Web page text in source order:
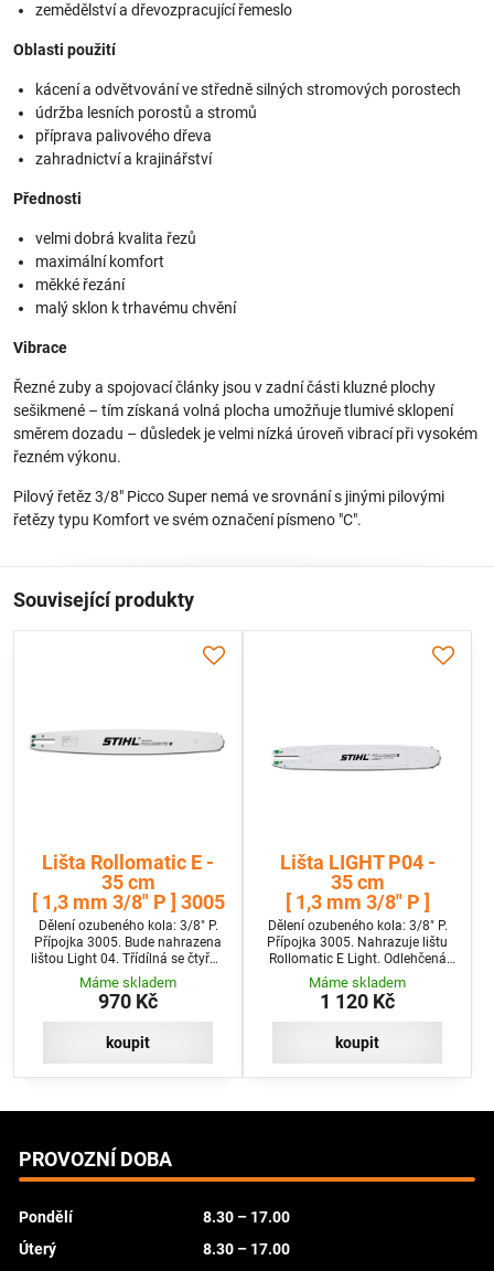
zemědělství a dřevozpracující řemeslo
Oblasti použití
kácení a odvětvování ve středně silných stromových porostech
údržba lesních porostů a stromů
příprava palivového dřeva
zahradnictví a krajinářství
Přednosti
velmi dobrá kvalita řezů
maximální komfort
měkké řezání
malý sklon k trhavému chvění
Vibrace
Řezné zuby a spojovací články jsou v zadní části kluzné plochy
sešikmené – tím získaná volná plocha umožňuje tlumivé sklopení
směrem dozadu – důsledek je velmi nízká úroveň vibrací při vysokém
řezném výkonu.
Pilový řetěz 3/8" Picco Super nemá ve srovnání s jinými pilovými
řetězy typu Komfort ve svém označení písmeno "C".
Související produkty
Lišta Rollomatic E -
35 cm
[ 1,3 mm 3/8" P ] 3005
Dělení ozubeného kola: 3/8" P.
Přípojka 3005. Bude nahrazena
lištou Light 04. Třídílná se čtyřmi
nýty na špičce.
Máme skladem
970 Kč
koupit
Lišta LIGHT P04 -
35 cm
[ 1,3 mm 3/8" P ]
Dělení ozubeného kola: 3/8" P.
Přípojka 3005. Nahrazuje lištu
Rollomatic E Light. Odlehčená
lišta se čtyřmi nýty na špičce.
Máme skladem
1 120 Kč
koupit
PROVOZNÍ DOBA
Pondělí
8.30 – 17.00
Úterý
8.30 – 17.00